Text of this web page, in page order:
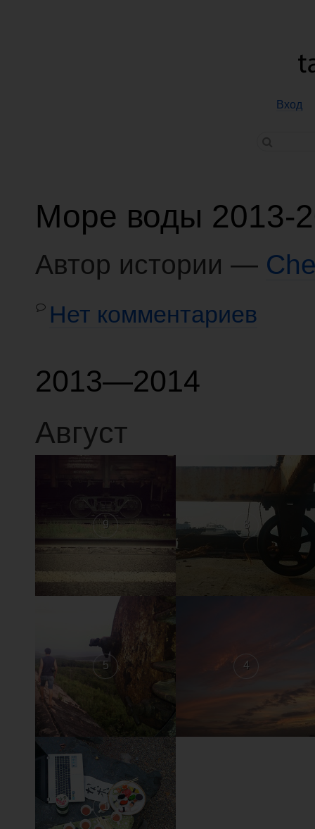
Вход
Море воды 2013-
Автор истории —
Нет комментариев
2013—2014
Август
9 8
5 4
1